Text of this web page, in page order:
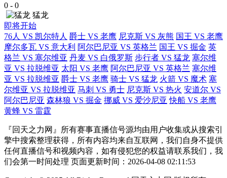
0 - 0
猛龙
即将开始
76人 VS 凯尔特人 爵士 VS 老鹰 尼克斯 VS 灰熊 国王 VS 老鹰
摩尔多瓦 VS 意大利 阿尔巴尼亚 VS 英格兰 国王 VS 掘金 英
格兰 VS 塞尔维亚 丹麦 VS 白俄罗斯 步行者 VS 猛龙 塞尔维
亚 VS 拉脱维亚 太阳 VS 老鹰 阿尔巴尼亚 VS 英格兰 塞尔维
亚 VS 拉脱维亚 爵士 VS 老鹰 骑士 VS 猛龙 火箭 VS 魔术 塞
尔维亚 VS 拉脱维亚 马刺 VS 勇士 尼克斯 VS 热火 安道尔 VS
阿尔巴尼亚 森林狼 VS 掘金 挪威 VS 爱沙尼亚 快船 VS 老鹰
黄蜂 VS 雷霆
『回天之力网』所有赛事直播信号源均由用户收集或从搜索引
擎中搜索整理获得，所有内容均来自互联网，我们自身不提供
任何直播信号和视频内容，如有侵犯您的权益请联系我们，我
们会第一时间处理 页面更新时间：2026-04-08 02:11:53